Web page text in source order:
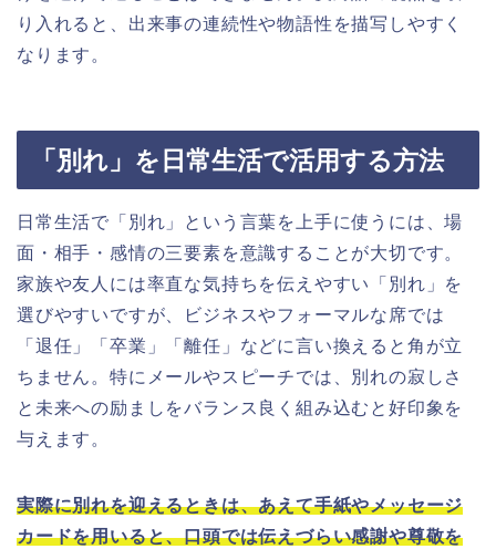
り入れると、出来事の連続性や物語性を描写しやすく
なります。
「別れ」を日常生活で活用する方法
日常生活で「別れ」という言葉を上手に使うには、場
面・相手・感情の三要素を意識することが大切です。
家族や友人には率直な気持ちを伝えやすい「別れ」を
選びやすいですが、ビジネスやフォーマルな席では
「退任」「卒業」「離任」などに言い換えると角が立
ちません。特にメールやスピーチでは、別れの寂しさ
と未来への励ましをバランス良く組み込むと好印象を
与えます。
実際に別れを迎えるときは、あえて手紙やメッセージ
カードを用いると、口頭では伝えづらい感謝や尊敬を